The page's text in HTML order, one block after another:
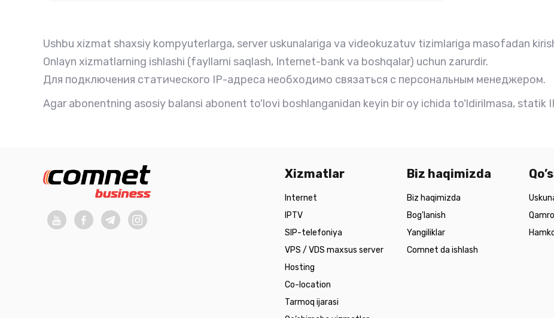
Ushbu xizmat shaxsiy kompyuterlarga, server uskunalariga va videokuzatuv tizimlariga masofadan
Onlayn xizmatlarning ishlashi (fayllarni saqlash, Internet-bank va boshqalar) uchun zarurdir.
Для подключения статического IP-адреса необходимо связаться с персональным менеджером.
Agar abonentning asosiy balansi abonent to'lovi boshlanganidan keyin bir oy ichida to'ldirilmasa, statik
Xizmatlar
Internet
IPTV
SIP-telefoniya
VPS / VDS maxsus server
Hosting
Co-location
Tarmoq ijarasi
Biz haqimizda
Biz haqimizda
Bog'lanish
Yangiliklar
Comnet da ishlash